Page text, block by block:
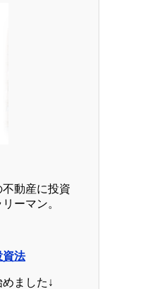
動産に投資
ーマン。
資法
ました↓